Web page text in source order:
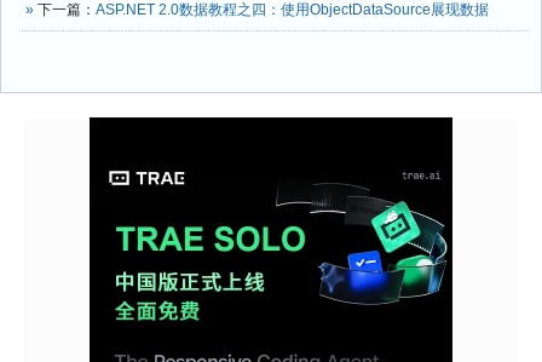
» 下一篇： ASP.NET 2.0数据教程之四：使用ObjectDataSource展现数据